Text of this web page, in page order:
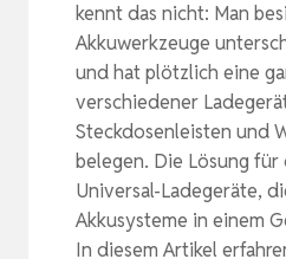
kennt das nicht: Man
Akkuwerkzeuge
und hat plötzlich eine
verschiedener
Steckdosenleisten und
belegen. Die Lösung
Universal-Ladegeräte,
Akkusysteme in einem
In diesem Artikel